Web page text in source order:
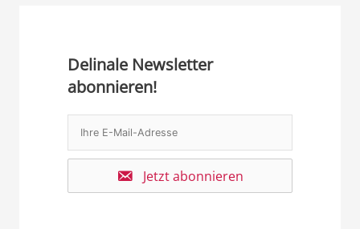
Delinale Newsletter
abonnieren!
Jetzt abonnieren